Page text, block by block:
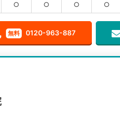
○ ○ ○ ○
無料 0120-963-887